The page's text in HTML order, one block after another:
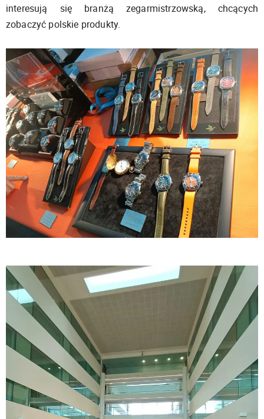
interesują się branżą zegarmistrzowską, chcących
zobaczyć polskie produkty.